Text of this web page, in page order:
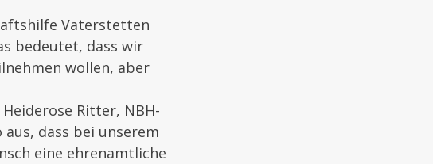
Vaterstetten
bedeutet, dass wir
wollen, aber
Ritter, NBH-
dass bei unserem
eine ehrenamtliche